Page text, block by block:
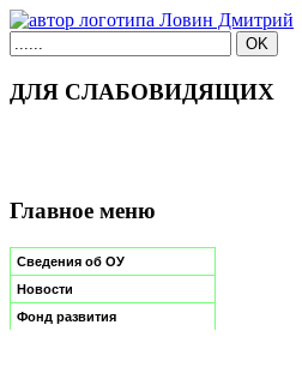
ДЛЯ СЛАБОВИДЯЩИХ
Главное меню
Сведения об ОУ
Новости
Фонд развития